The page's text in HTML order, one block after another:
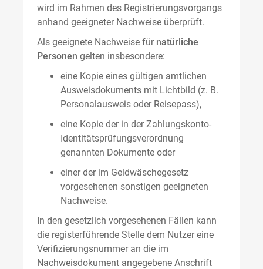
wird im Rahmen des Registrierungsvorgangs
anhand geeigneter Nachweise überprüft.
Als geeignete Nachweise für natürliche
Personen gelten insbesondere:
eine Kopie eines gültigen amtlichen
Ausweisdokuments mit Lichtbild (z. B.
Personalausweis oder Reisepass),
eine Kopie der in der Zahlungskonto-
Identitätsprüfungsverordnung
genannten Dokumente oder
einer der im Geldwäschegesetz
vorgesehenen sonstigen geeigneten
Nachweise.
In den gesetzlich vorgesehenen Fällen kann
die registerführende Stelle dem Nutzer eine
Verifizierungsnummer an die im
Nachweisdokument angegebene Anschrift